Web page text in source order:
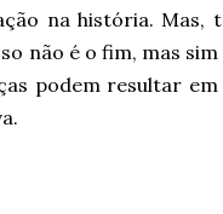
na história. Mas,
não é o fim, mas
podem resultar em